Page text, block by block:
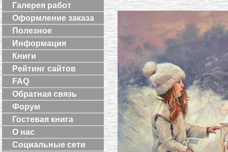
Галерея работ
Оформление заказа
Полезное
Информация
Книги
Рейтинг сайтов
FAQ
Обратная связь
Форум
Гостевая книга
О нас
Социальные сети